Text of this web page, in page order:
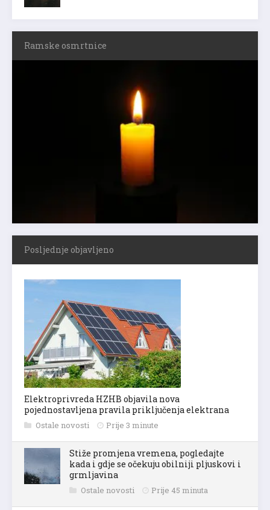
Ramske osmrtnice
Posljednje objavljeno
Elektroprivreda HZHB objavila nova
pojednostavljena pravila priključenja elektrana
Ostale novosti Prije 3 minute
Stiže promjena vremena, pogledajte
kada i gdje se očekuju obilniji pljuskovi i
grmljavina
Ostale novosti Prije 45 minuta